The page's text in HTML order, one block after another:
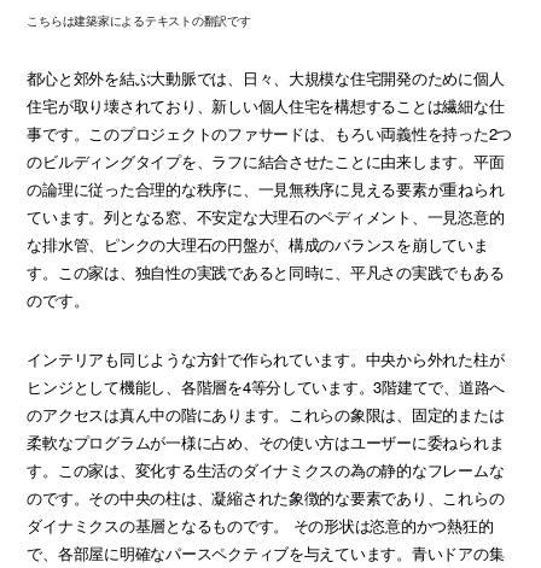
こちらは建築家によるテキストの翻訳です
都心と郊外を結ぶ大動脈では、日々、大規模な住宅開発のために個人
住宅が取り壊されており、新しい個人住宅を構想することは繊細な仕
事です。このプロジェクトのファサードは、もろい両義性を持った2つ
のビルディングタイプを、ラフに結合させたことに由来します。平面
の論理に従った合理的な秩序に、一見無秩序に見える要素が重ねられ
ています。列となる窓、不安定な大理石のペディメント、一見恣意的
な排水管、ピンクの大理石の円盤が、構成のバランスを崩していま
す。この家は、独自性の実践であると同時に、平凡さの実践でもある
のです。
インテリアも同じような方針で作られています。中央から外れた柱が
ヒンジとして機能し、各階層を4等分しています。3階建てで、道路へ
のアクセスは真ん中の階にあります。これらの象限は、固定的または
柔軟なプログラムが一様に占め、その使い方はユーザーに委ねられま
す。この家は、変化する生活のダイナミクスの為の静的なフレームな
のです。その中央の柱は、凝縮された象徴的な要素であり、これらの
ダイナミクスの基層となるものです。 その形状は恣意的かつ熱狂的
で、各部屋に明確なパースペクティブを与えています。青いドアの集